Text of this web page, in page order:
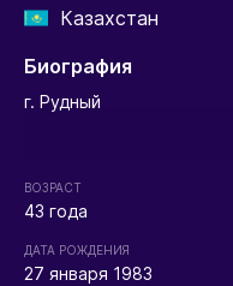
Казахстан
Биография
г. Рудный
ВОЗРАСТ
43 года
ДАТА РОЖДЕНИЯ
27 января 1983